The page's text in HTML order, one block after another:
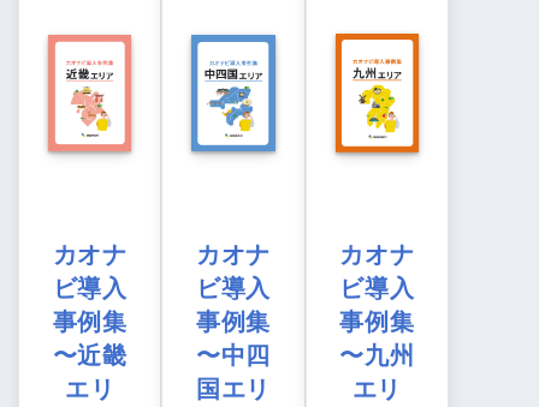
カオナ
ビ導入
事例集
〜近畿
エリ
カオナ
ビ導入
事例集
〜中四
国エリ
カオナ
ビ導入
事例集
〜九州
エリ